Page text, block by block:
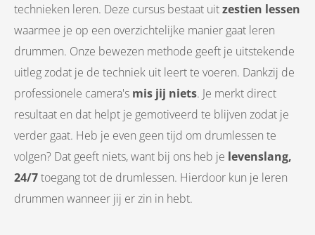
technieken leren. Deze cursus bestaat uitzestien lessen
waarmee je op een overzichtelijke manier gaat leren
drummen. Onze bewezen methode geeft je uitstekende
uitleg zodat je de techniek uit leert te voeren. Dankzij de
professionele camera's mis jij niets. Je merkt direct
resultaat en dat helpt je gemotiveerd te blijven zodat je
verder gaat. Heb je even geen tijd om drumlessen te
volgen? Dat geeft niets, want bij ons heb je levenslang,
24/7toegang tot de drumlessen. Hierdoor kun je leren
drummen wanneer jij er zin in hebt.